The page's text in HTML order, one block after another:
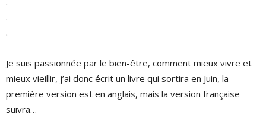
.
.
Je suis passionnée par le bien-être, comment mieux vivre et
mieux vieillir, j’ai donc écrit un livre qui sortira en Juin, la
première version est en anglais, mais la version française
suivra…